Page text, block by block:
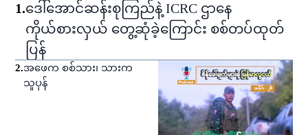
1.ဒေါ်အောင်ဆန်းစုကြည်နဲ့ ICRC ဌာနေ
ကိုယ်စားလှယ် တွေ့ဆုံခဲ့ကြောင်း စစ်တပ်ထုတ်
ပြန်
2.အဖေက စစ်သား၊ သားက
သူပုန်